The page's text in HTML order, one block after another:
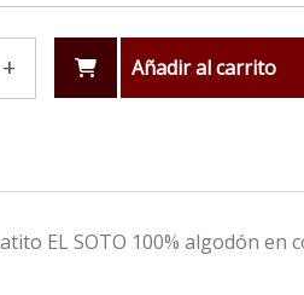
+ Añadir al carrito
EL SOTO 100% algodón en